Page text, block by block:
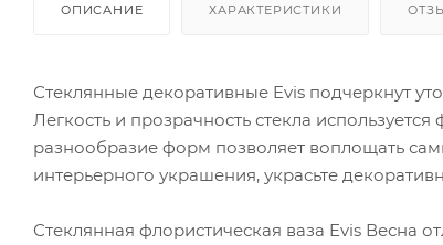
ОПИСАНИЕ ХАРАКТЕРИСТИКИ
Стеклянные декоративные Evis подчеркнут
Легкость и прозрачность стекла
разнообразие форм позволяет воплощать
интерьерного украшения, украсьте
Стеклянная флористическая ваза Evis Весна